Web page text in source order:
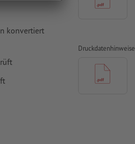
konvertiert
zusätzliche
Druckdatenhinweise